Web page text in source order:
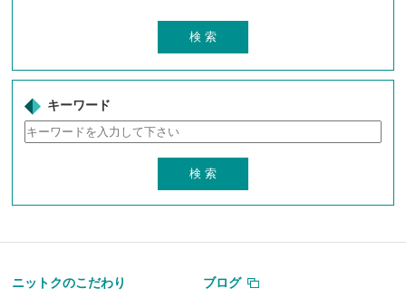
キーワード
ニットクのこだわり ブログ